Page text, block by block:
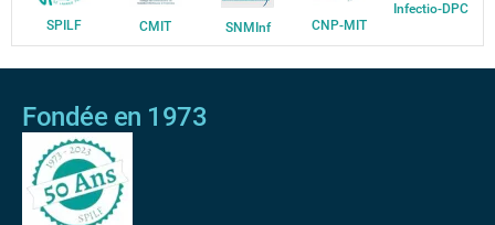
SPILF CMIT SNMInf CNP-MIT
Infectio-DPC
Fondée en 1973